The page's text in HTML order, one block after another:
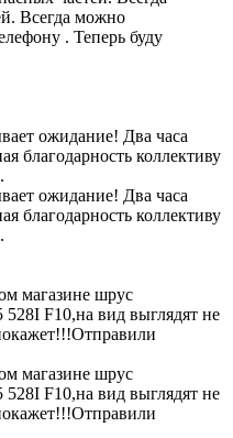
Всегда можно
. Теперь буду
ожидание! Два часа
благодарность коллективу
ожидание! Два часа
благодарность коллективу
магазине шрус
F10,на вид выглядят не
магазине шрус
F10,на вид выглядят не